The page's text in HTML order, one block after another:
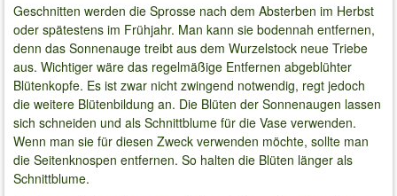
Geschnitten werden die Sprosse nach dem Absterben im Herbst
oder spätestens im Frühjahr. Man kann sie bodennah entfernen,
denn das Sonnenauge treibt aus dem Wurzelstock neue Triebe
aus. Wichtiger wäre das regelmäßige Entfernen abgeblühter
Blütenkopfe. Es ist zwar nicht zwingend notwendig, regt jedoch
die weitere Blütenbildung an. Die Blüten der Sonnenaugen lassen
sich schneiden und als Schnittblume für die Vase verwenden.
Wenn man sie für diesen Zweck verwenden möchte, sollte man
die Seitenknospen entfernen. So halten die Blüten länger als
Schnittblume.